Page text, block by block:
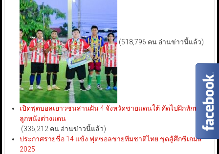
(518,796 คน อ่านข่าวนี้แล้ว)
เปิดฟุตบอลเยาวชนสานฝัน 4 จังหวัดชายแดนใต้ คัดไปฝึกทักษะ
ลูกหนังต่างแดน
(336,212 คน อ่านข่าวนี้แล้ว)
ประกาศรายชื่อ 14 แข้ง ฟุตซอลชายทีมชาติไทย ชุดสู้ศึกซีเกมส์
2025